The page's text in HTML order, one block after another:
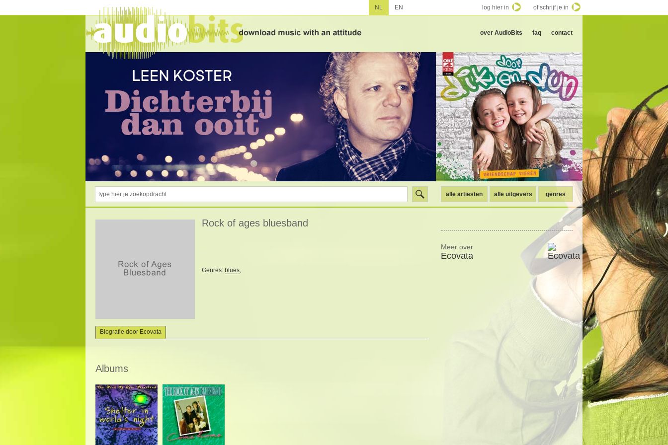
over AudioBits faq contact
alle artiesten alle uitgevers genres
Rock of ages bluesband
Genres: blues,
Biografie door Ecovata
Albums
Meer over
Ecovata
NL EN log hier in of schrijf je in